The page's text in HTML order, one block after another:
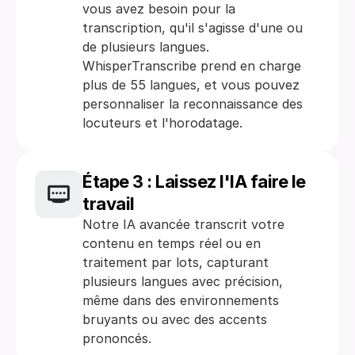
vous avez besoin pour la
transcription, qu'il s'agisse d'une ou
de plusieurs langues.
WhisperTranscribe prend en charge
plus de 55 langues, et vous pouvez
personnaliser la reconnaissance des
locuteurs et l'horodatage.
Étape 3 : Laissez l'IA faire le
travail
Notre IA avancée transcrit votre
contenu en temps réel ou en
traitement par lots, capturant
plusieurs langues avec précision,
même dans des environnements
bruyants ou avec des accents
prononcés.